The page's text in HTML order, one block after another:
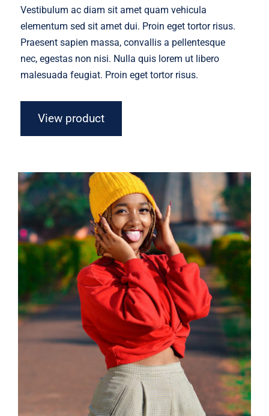
Vestibulum ac diam sit amet quam vehicula
elementum sed sit amet dui. Proin eget tortor risus.
Praesent sapien massa, convallis a pellentesque
nec, egestas non nisi. Nulla quis lorem ut libero
malesuada feugiat. Proin eget tortor risus.
View product
Red Sweater